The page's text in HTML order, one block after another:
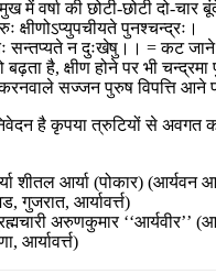
में वर्षा की छोटी-छोटी दो-चार
क्षीणोऽप्युपचीयते पुनश्चन्द्रः।
सन्तप्यते न दुःखेषु।। = कट जाने
है, क्षीण होने पर भी
सज्जन पुरुष विपत्ति आने
है कृपया त्रुटियों से अवगत
शीतल आर्या (पोकार) (आर्यवन
गुजरात, आर्यावर्त्त)
अरुणकुमार ‘‘आर्यवीर’’
आर्यावर्त्त)